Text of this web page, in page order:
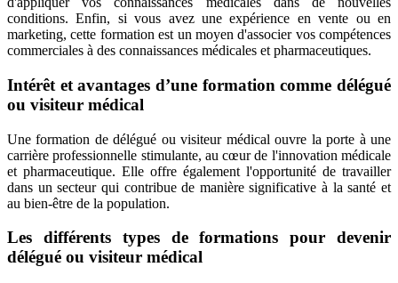
conditions. Enfin, si vous avez une expérience en vente ou en
marketing, cette formation est un moyen d'associer vos compétences
commerciales à des connaissances médicales et pharmaceutiques.
Intérêt et avantages d’une formation comme délégué
ou visiteur médical
Une formation de délégué ou visiteur médical ouvre la porte à une
carrière professionnelle stimulante, au cœur de l'innovation médicale
et pharmaceutique. Elle offre également l'opportunité de travailler
dans un secteur qui contribue de manière significative à la santé et
au bien-être de la population.
Les différents types de formations pour devenir
délégué ou visiteur médical